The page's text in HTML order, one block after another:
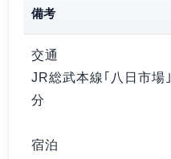
備考
交通
JR総武本線｢八日市場
分
宿泊